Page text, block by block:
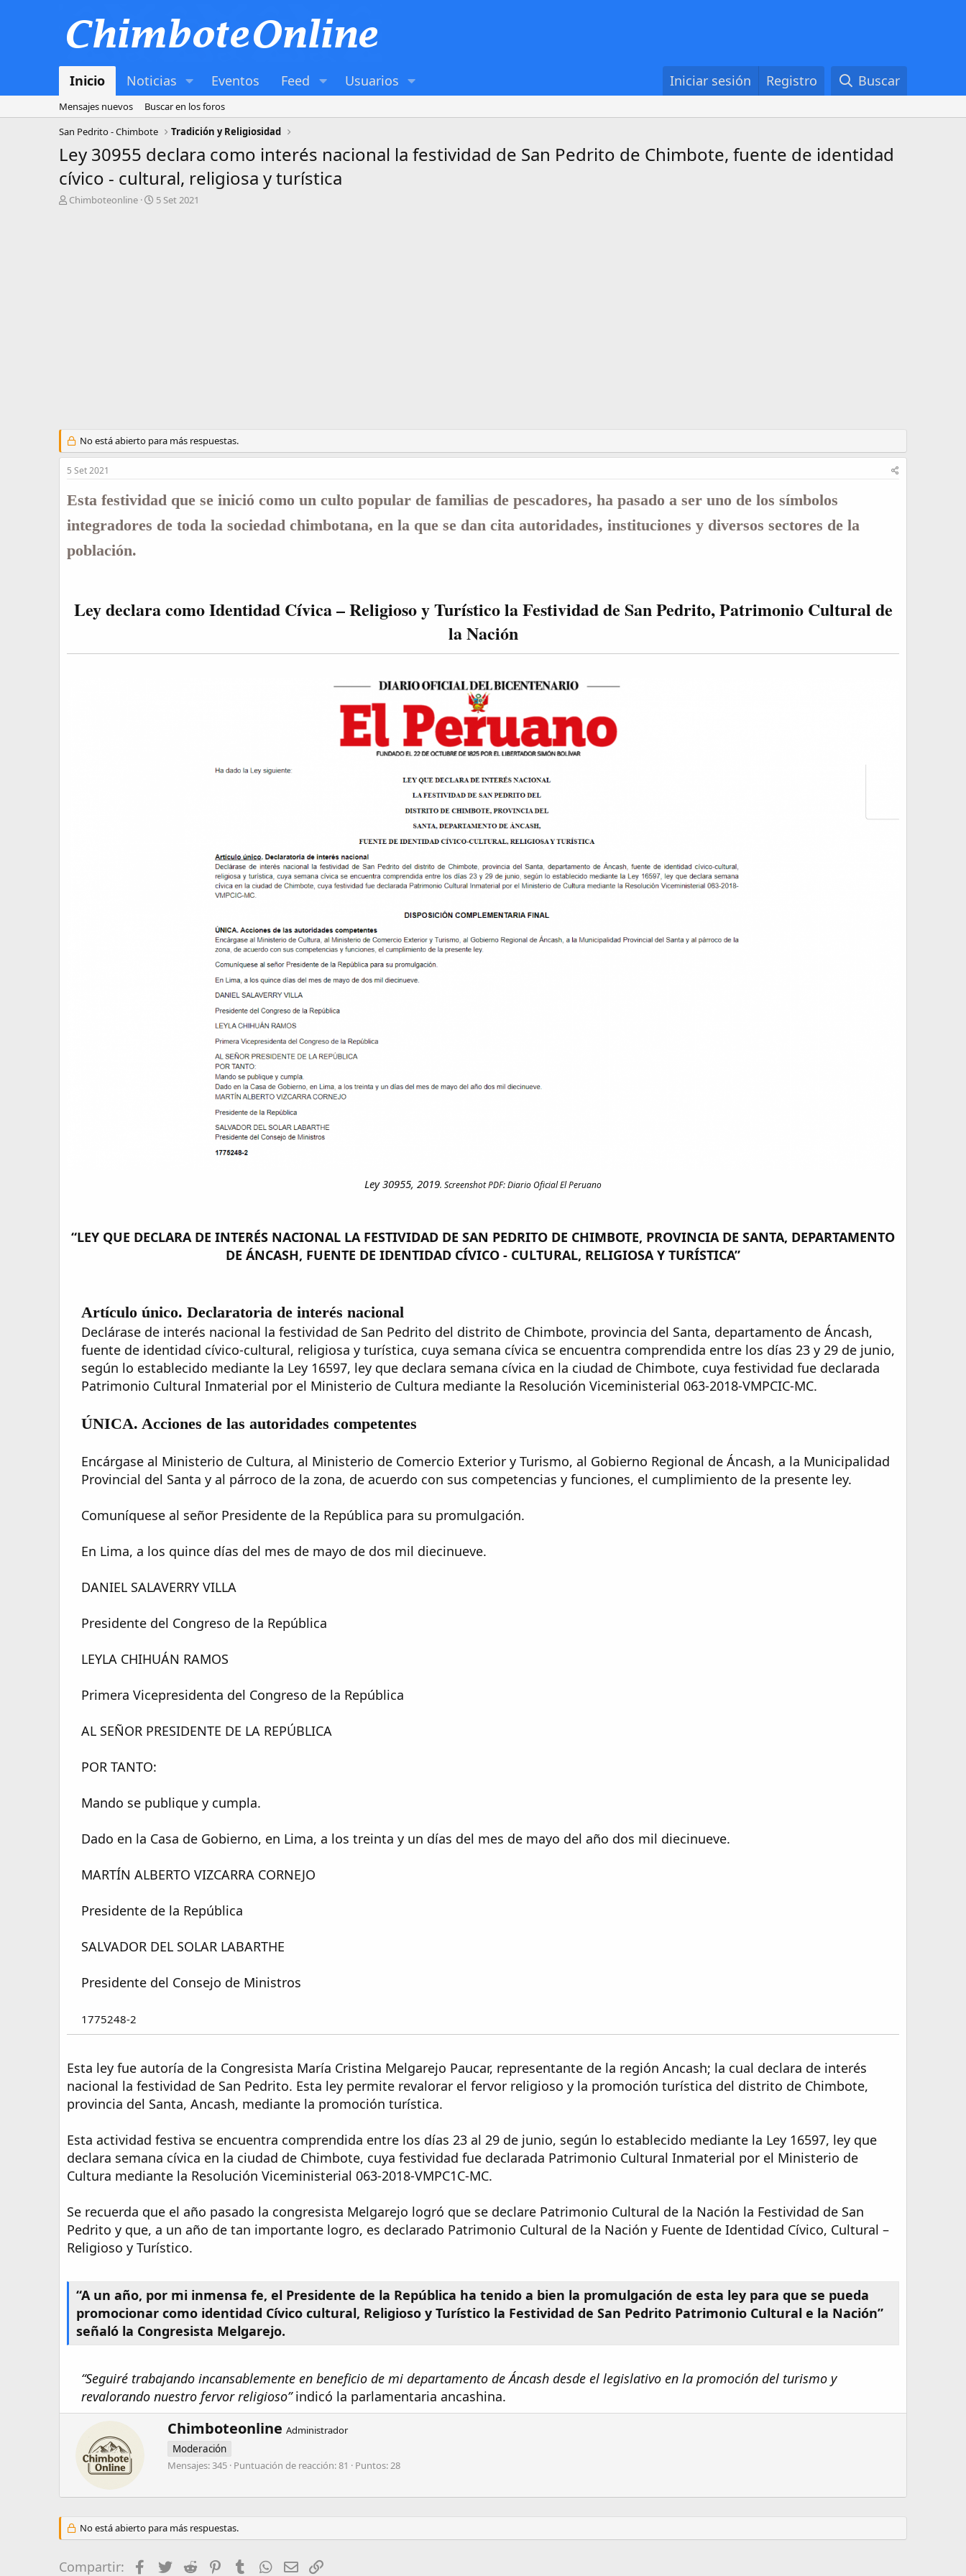
Inicio Noticias Eventos Feed Usuarios Iniciar sesión Registro Buscar
Mensajes nuevos
Buscar en los foros
San Pedrito - Chimbote
Tradición y Religiosidad
Ley 30955 declara como interés nacional la festividad de San Pedrito de Chimbote, fuente de identidad
cívico - cultural, religiosa y turística
A
Chimboteonline
F
5 Set 2021
No está abierto para más respuestas.
5 Set 2021
Esta festividad que se inició como un culto popular de familias de pescadores, ha pasado a ser uno de los símbolos
integradores de toda la sociedad chimbotana, en la que se dan cita autoridades, instituciones y diversos sectores de la
población.
Ley declara como Identidad Cívica – Religioso y Turístico la Festividad de San Pedrito, Patrimonio Cultural de
la Nación
Ley 30955, 2019. Screenshot PDF: Diario Oficial El Peruano
“LEY QUE DECLARA DE INTERÉS NACIONAL LA FESTIVIDAD DE SAN PEDRITO DE CHIMBOTE, PROVINCIA DE SANTA, DEPARTAMENTO
DE ÁNCASH, FUENTE DE IDENTIDAD CÍVICO - CULTURAL, RELIGIOSA Y TURÍSTICA”
Artículo único. Declaratoria de interés nacional
Declárase de interés nacional la festividad de San Pedrito del distrito de Chimbote, provincia del Santa, departamento de Áncash,
fuente de identidad cívico-cultural, religiosa y turística, cuya semana cívica se encuentra comprendida entre los días 23 y 29 de junio,
según lo establecido mediante la Ley 16597, ley que declara semana cívica en la ciudad de Chimbote, cuya festividad fue declarada
Patrimonio Cultural Inmaterial por el Ministerio de Cultura mediante la Resolución Viceministerial 063-2018-VMPCIC-MC.​
ÚNICA. Acciones de las autoridades competentes
Encárgase al Ministerio de Cultura, al Ministerio de Comercio Exterior y Turismo, al Gobierno Regional de Áncash, a la Municipalidad
Provincial del Santa y al párroco de la zona, de acuerdo con sus competencias y funciones, el cumplimiento de la presente ley.​
Comuníquese al señor Presidente de la República para su promulgación.​
En Lima, a los quince días del mes de mayo de dos mil diecinueve.​
DANIEL SALAVERRY VILLA​
Presidente del Congreso de la República​
LEYLA CHIHUÁN RAMOS​
Primera Vicepresidenta del Congreso de la República​
AL SEÑOR PRESIDENTE DE LA REPÚBLICA​
POR TANTO:​
Mando se publique y cumpla.​
Dado en la Casa de Gobierno, en Lima, a los treinta y un días del mes de mayo del año dos mil diecinueve.​
MARTÍN ALBERTO VIZCARRA CORNEJO​
Presidente de la República​
SALVADOR DEL SOLAR LABARTHE​
Presidente del Consejo de Ministros​
1775248-2
Esta ley fue autoría de la Congresista María Cristina Melgarejo Paucar, representante de la región Ancash; la cual declara de interés
nacional la festividad de San Pedrito. Esta ley permite revalorar el fervor religioso y la promoción turística del distrito de Chimbote,
provincia del Santa, Ancash, mediante la promoción turística.
Esta actividad festiva se encuentra comprendida entre los días 23 al 29 de junio, según lo establecido mediante la Ley 16597, ley que
declara semana cívica en la ciudad de Chimbote, cuya festividad fue declarada Patrimonio Cultural Inmaterial por el Ministerio de
Cultura mediante la Resolución Viceministerial 063-2018-VMPC1C-MC.
Se recuerda que el año pasado la congresista Melgarejo logró que se declare Patrimonio Cultural de la Nación la Festividad de San
Pedrito y que, a un año de tan importante logro, es declarado Patrimonio Cultural de la Nación y Fuente de Identidad Cívico, Cultural –
Religioso y Turístico.
“A un año, por mi inmensa fe, el Presidente de la República ha tenido a bien la promulgación de esta ley para que se pueda
promocionar como identidad Cívico cultural, Religioso y Turístico la Festividad de San Pedrito Patrimonio Cultural e la Nación”
señaló la Congresista Melgarejo.
“Seguiré trabajando incansablemente en beneficio de mi departamento de Áncash desde el legislativo en la promoción del turismo y
revalorando nuestro fervor religioso”indicó la parlamentaria ancashina.​
W
r
t
n
y
Chimboteonline Administrador
Moderación
Mensajes 345 Puntuación de reacción 81 Puntos 28
No está abierto para más respuestas.
Compartir: FacebookTwitterRedditPinterestTumblrWhatsApp
Email